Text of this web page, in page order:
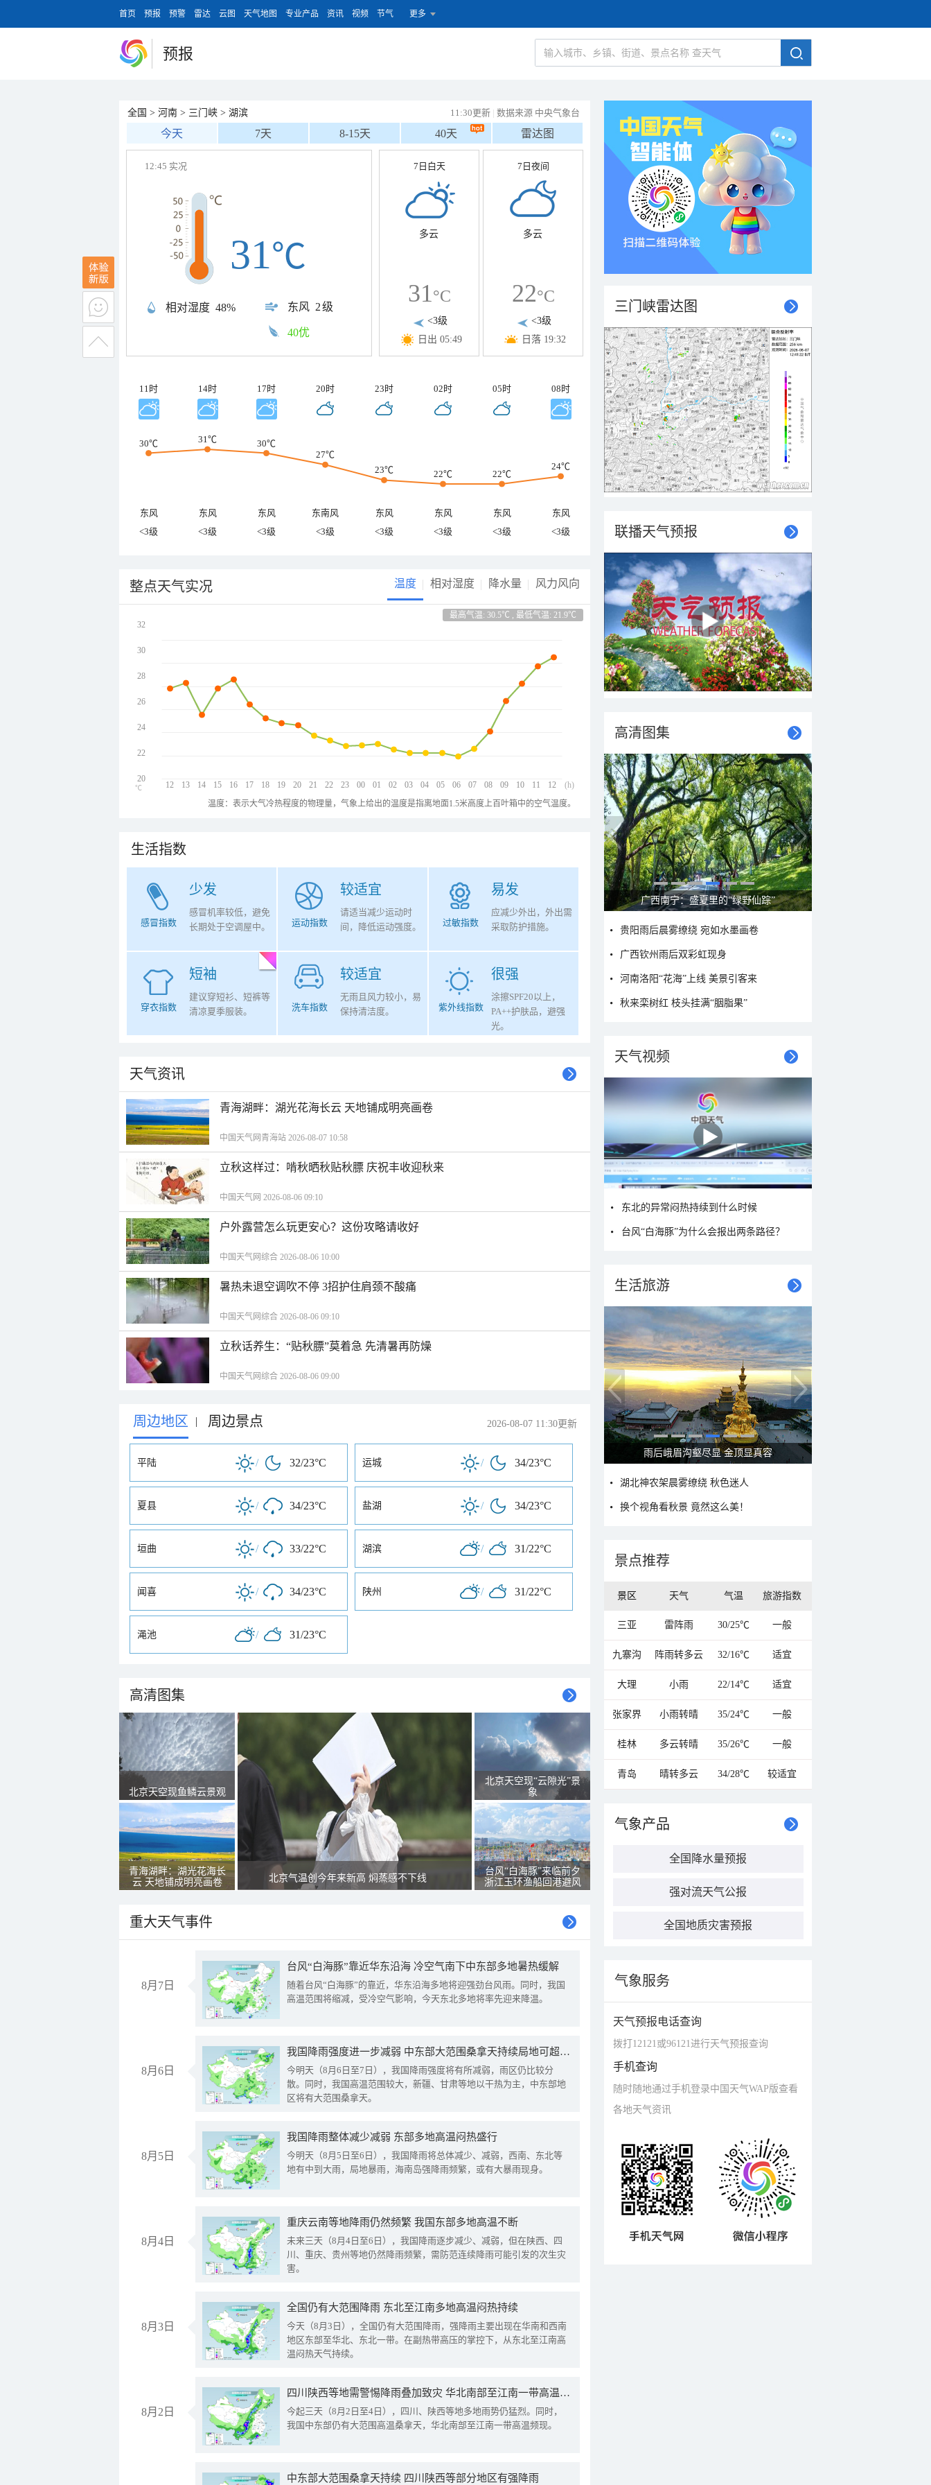
首页 预报 预警 雷达 云图 天气地图 专业产品 资讯 视频 节气 更多
预报
全国 > 河南 > 三门峡 > 湖滨 11:30更新 | 数据来源 中央气象台
今天 7天 8-15天 40天 雷达图
12:45 实况
相对湿度 48% 东风 2级
31℃
40优
7日白天
多云
31°C
<3级
日出 05:49
7日夜间
多云
22°C
<3级
日落 19:32
11时 14时 17时 20时 23时 02时 05时 08时
30℃ 31℃
30℃
27℃
23℃
22℃ 22℃
24℃
东风 东风 东风 东南风 东风 东风 东风
东风
<3级
<3级 <3级 <3级 <3级 <3级 <3级 <3级
整点天气实况 温度 相对湿度 降水量 风力风向
最高气温: 30.5℃ , 最低气温: 21.9℃
12 13 14 15 16 17 18 19 20 21 22 23 00 01 02 03 04 05 06 07 08 09 10 11 12
32
30
28
26
24
22
20
(h)
℃
温度：表示大气冷热程度的物理量，气象上给出的温度是指离地面1.5米高度上百叶箱中的空气温度。
生活指数
少发
感冒指数
感冒机率较低，避免
长期处于空调屋中。
较适宜
运动指数
请适当减少运动时
间，降低运动强度。
易发
过敏指数
应减少外出，外出需
采取防护措施。
短袖
穿衣指数
建议穿短衫、短裤等
清凉夏季服装。
较适宜
洗车指数
无雨且风力较小，易
保持清洁度。
很强
紫外线指数
涂擦SPF20以上，
PA++护肤品，避强
光。
天气资讯
青海湖畔：湖光花海长云 天地铺成明亮画卷
中国天气网青海站 2026-08-07 10:58
立秋这样过：啃秋晒秋贴秋膘 庆祝丰收迎秋来
中国天气网 2026-08-06 09:10
户外露营怎么玩更安心？这份攻略请收好
中国天气网综合 2026-08-06 10:00
暑热未退空调吹不停 3招护住肩颈不酸痛
中国天气网综合 2026-08-06 09:10
立秋话养生：“贴秋膘”莫着急 先清暑再防燥
中国天气网综合 2026-08-06 09:00
周边地区 | 周边景点 2026-08-07 11:30更新
平陆 / 32/23°C 运城 / 34/23°C
夏县 / 34/23°C 盐湖 / 34/23°C
垣曲 / 33/22°C 湖滨 / 31/22°C
闻喜 / 34/23°C 陕州 / 31/22°C
渑池 / 31/23°C
高清图集
北京天空现鱼鳞云景观
青海湖畔：湖光花海长
云 天地铺成明亮画卷
北京气温创今年来新高 焖蒸感不下线
北京天空现“云隙光”景
象
台风“白海豚”来临前夕
浙江玉环渔船回港避风
重大天气事件
8月7日
台风“白海豚”靠近华东沿海 冷空气南下中东部多地暑热缓解
随着台风“白海豚”的靠近，华东沿海多地将迎强劲台风雨。同时，我国
高温范围将缩减，受冷空气影响，今天东北多地将率先迎来降温。
8月6日
我国降雨强度进一步减弱 中东部大范围桑拿天持续局地可超38℃
今明天（8月6日至7日），我国降雨强度将有所减弱，雨区仍比较分
散。同时，我国高温范围较大，新疆、甘肃等地以干热为主，中东部地
区将有大范围桑拿天。
8月5日
我国降雨整体减少减弱 东部多地高温闷热盛行
今明天（8月5日至6日），我国降雨将总体减少、减弱，西南、东北等
地有中到大雨，局地暴雨，海南岛强降雨频繁，或有大暴雨现身。
8月4日
重庆云南等地降雨仍然频繁 我国东部多地高温不断
未来三天（8月4日至6日），我国降雨逐步减少、减弱，但在陕西、四
川、重庆、贵州等地仍然降雨频繁，需防范连续降雨可能引发的次生灾
害。
8月3日
全国仍有大范围降雨 东北至江南多地高温闷热持续
今天（8月3日），全国仍有大范围降雨，强降雨主要出现在华南和西南
地区东部至华北、东北一带。在副热带高压的掌控下，从东北至江南高
温闷热天气持续。
8月2日
四川陕西等地需警惕降雨叠加致灾 华北南部至江南一带高温频现
今起三天（8月2日至4日），四川、陕西等地多地雨势仍猛烈。同时，
我国中东部仍有大范围高温桑拿天，华北南部至江南一带高温频现。
中东部大范围桑拿天持续 四川陕西等部分地区有强降雨
三门峡雷达图
联播天气预报
高清图集
广西南宁：盛夏里的“绿野仙踪”
贵阳雨后晨雾缭绕 宛如水墨画卷
广西钦州雨后双彩虹现身
河南洛阳“花海”上线 美景引客来
秋来栾树红 枝头挂满“胭脂果”
天气视频
东北的异常闷热持续到什么时候
台风“白海豚”为什么会报出两条路径？
生活旅游
雨后峨眉沟壑尽显 金顶显真容
湖北神农架晨雾缭绕 秋色迷人
换个视角看秋景 竟然这么美！
景点推荐
景区 天气 气温 旅游指数
三亚 雷阵雨 30/25℃ 一般
九寨沟 阵雨转多云 32/16℃ 适宜
大理 小雨 22/14℃ 适宜
张家界 小雨转晴 35/24℃ 一般
桂林 多云转晴 35/26℃ 一般
青岛 晴转多云 34/28℃ 较适宜
气象产品
全国降水量预报
强对流天气公报
全国地质灾害预报
气象服务
天气预报电话查询
拨打12121或96121进行天气预报查询
手机查询
随时随地通过手机登录中国天气WAP版查看
各地天气资讯